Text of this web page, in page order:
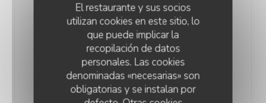
El restaurante y sus socios
utilizan cookies en este sitio, lo
que puede implicar la
recopilación de datos
personales. Las cookies
denominadas «necesarias» son
obligatorias y se instalan por
Amarena
Glace Cassis, griottes amarena, Chantilly
8,00 EUR